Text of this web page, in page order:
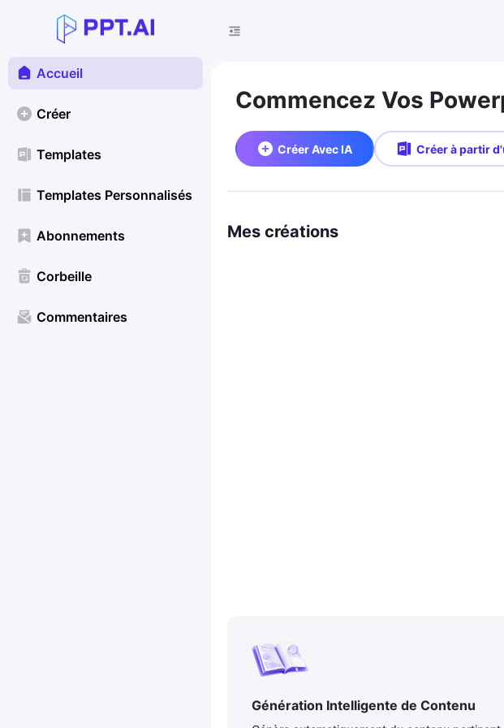
Accueil
Créer
Templates
Templates Personnalisés
Abonnements
Corbeille
Commentaires
Commencez Vos
Créer Avec IA Créer à partir
Mes créations
Génération Intelligente de Contenu